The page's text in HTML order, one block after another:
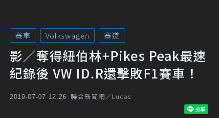
賽車 Volkswagen 賽道
影／奪得紐伯林+Pikes Peak最速
紀錄後 VW ID.R還擊敗F1賽車！
2019-07-07 12:26 聯合新聞網／Lucas